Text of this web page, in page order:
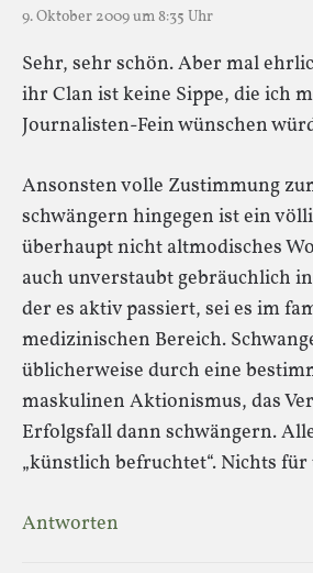
9. Oktober 2009 um 8:35 Uhr
Sehr, sehr schön. Aber mal
ihr Clan ist keine Sippe, die ich
Journalisten-Fein wünschen
Ansonsten volle Zustimmung
schwängern hingegen ist ein
überhaupt nicht altmodisches
auch unverstaubt gebräuchlich
der es aktiv passiert, sei es im
medizinischen Bereich.
üblicherweise durch eine
maskulinen Aktionismus, das
Erfolgsfall dann schwängern.
„künstlich befruchtet“. Nichts für
Antworten